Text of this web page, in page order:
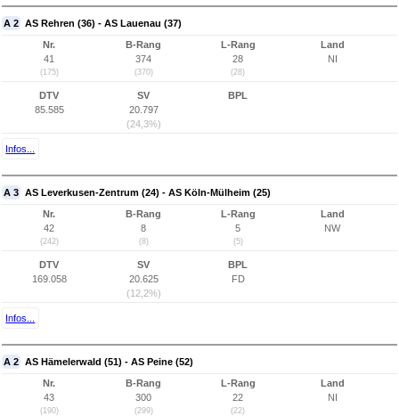
A 2 AS Rehren (36) - AS Lauenau (37)
Nr.
41
(175)
B-Rang
374
(370)
L-Rang
28
(28)
Land
NI
DTV
85.585
SV
20.797
(24,3%)
BPL
Infos...
A 3 AS Leverkusen-Zentrum (24) - AS Köln-Mülheim (25)
Nr.
42
(242)
B-Rang
8
(8)
L-Rang
5
(5)
Land
NW
DTV
169.058
SV
20.625
(12,2%)
BPL
FD
Infos...
A 2 AS Hämelerwald (51) - AS Peine (52)
Nr.
43
(190)
B-Rang
300
(299)
L-Rang
22
(22)
Land
NI